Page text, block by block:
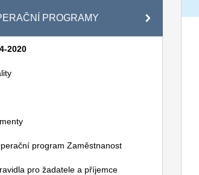
PROGRAMY
2020
program Zaměstnanost
pro žadatele a příjemce